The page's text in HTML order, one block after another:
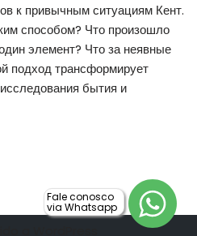
к привычным ситуациям Кент.
способом? Что произошло
элемент? Что за неявные
подход трансформирует
бытия и
Fale conosco
via Whatsapp